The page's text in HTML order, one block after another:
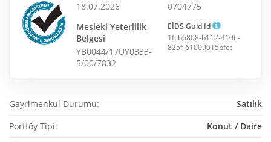
18.07.2026
0704775
Mesleki Yeterlilik
Belgesi
YB0044/17UY0333-
5/00/7832
EİDS Guid Id
1fcb6808-b112-4106-
825f-61009015bfcc
Gayrimenkul Durumu:
Satılık
Portföy Tipi:
Konut / Daire